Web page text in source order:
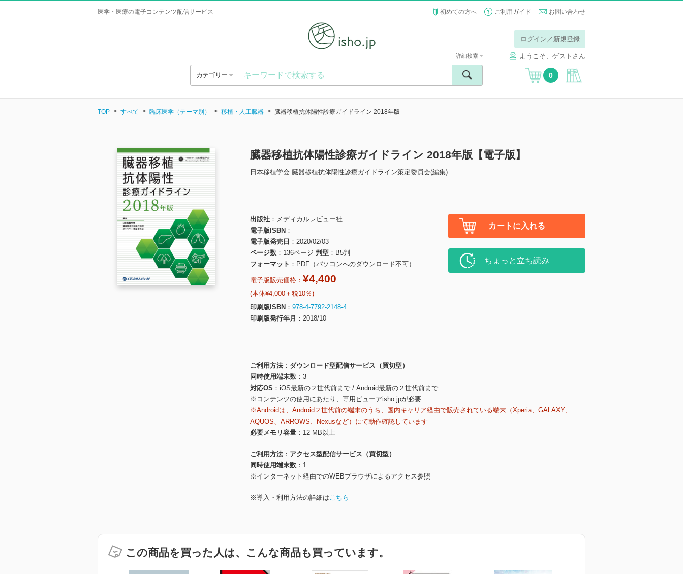
医学・医療の電子コンテンツ配信サービス 初めての方へ ご利用ガイド お問い合わせ
ログイン／新規登録
ようこそ、ゲストさん
カテゴリー
詳細検索
0
TOP すべて 臨床医学（テーマ別） 移植・人工臓器 臓器移植抗体陽性診療ガイドライン 2018年版
臓器移植抗体陽性診療ガイドライン 2018年版【電子版】
日本移植学会 臓器移植抗体陽性診療ガイドライン策定委員会(編集)
出版社
メディカルレビュー社
電子版ISBN
電子版発売日
2020/02/03
ページ数
136ページ 判型
B5判
フォーマット
PDF（パソコンへのダウンロード不可）
電子版販売価格： ¥4,400
(本体¥4,000＋税10％)
印刷版ISBN
978-4-7792-2148-4
印刷版発行年月
2018/10
カートに入れる
ちょっと立ち読み
ご利用方法
ダウンロード型配信サービス（買切型）
同時使用端末数
3
対応OS
iOS最新の２世代前まで / Android最新の２世代前まで
※コンテンツの使用にあたり、専用ビューアisho.jpが必要
※Androidは、Android２世代前の端末のうち、国内キャリア経由で販売されている端末（Xperia、GALAXY、
AQUOS、ARROWS、Nexusなど）にて動作確認しています
必要メモリ容量
12 MB以上
ご利用方法
アクセス型配信サービス（買切型）
同時使用端末数
1
※インターネット経由でのWEBブラウザによるアクセス参照
※導入・利用方法の詳細はこちら
この商品を買った人は、こんな商品も買っています。